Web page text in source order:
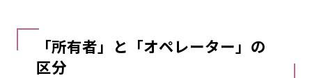
「所有者」と「オペレーター」の
区分